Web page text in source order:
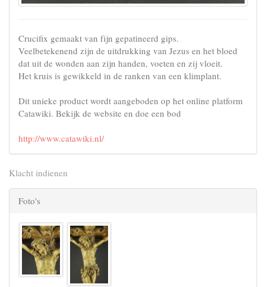
Crucifix gemaakt van fijn gepatineerd gips.
Veelbetekenend zijn de uitdrukking van Jezus en het bloed
dat uit de wonden aan zijn handen, voeten en zij vloeit.
Het kruis is gewikkeld in de ranken van een klimplant.
Dit unieke product wordt aangeboden op het online platform
Catawiki. Bekijk de website en doe een bod
http://www.catawiki.nl/
Klacht indienen
Foto's